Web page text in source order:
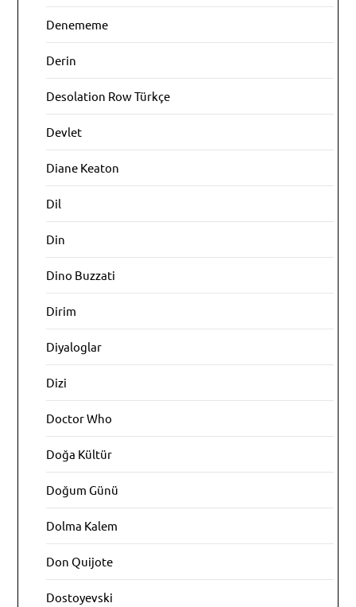
Denememe
Derin
Desolation Row Türkçe
Devlet
Diane Keaton
Dil
Din
Dino Buzzati
Dirim
Diyaloglar
Dizi
Doctor Who
Doğa Kültür
Doğum Günü
Dolma Kalem
Don Quijote
Dostoyevski